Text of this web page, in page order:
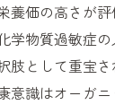
養価の高さが
学物質過敏症
肢として重宝
意識はオーガ